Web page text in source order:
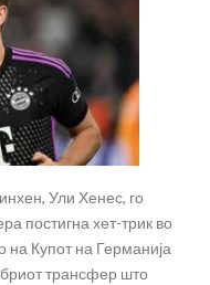
Ули Хенес, го
постигна хет-трик во
на Купот на Германија
трансфер што